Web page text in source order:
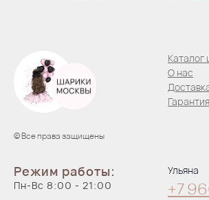
© Все права защищены
Каталог
О нас
Режим работы:
Пн-Вс 8:00 - 21:00
Ульяна
+7